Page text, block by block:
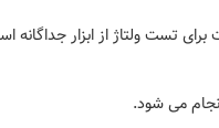
تست ولتاژ از ابزار جداگانه
می شود.